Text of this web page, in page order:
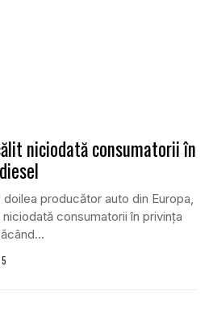
niciodată consumatorii în
producător auto din Europa,
consumatorii în privinţa